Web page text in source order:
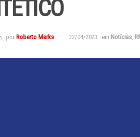
por Roberto Marks 22/04/2023 em Notícias,